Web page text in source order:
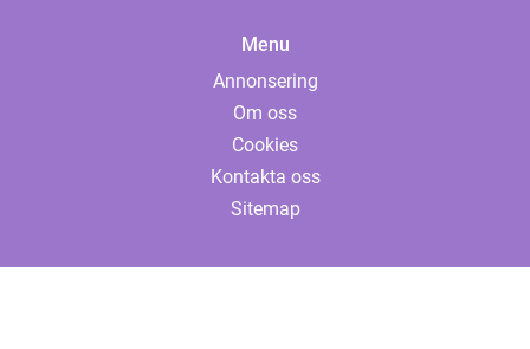
Menu
Annonsering
Om oss
Cookies
Kontakta oss
Sitemap